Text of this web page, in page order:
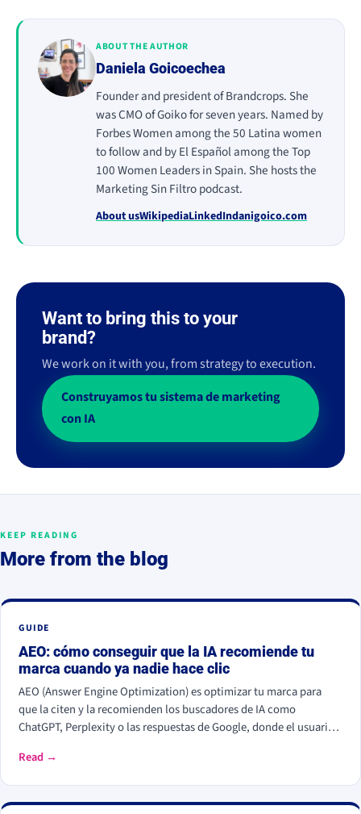
ABOUT THE AUTHOR
Daniela Goicoechea
Founder and president of Brandcrops. She
was CMO of Goiko for seven years. Named by
Forbes Women among the 50 Latina women
to follow and by El Español among the Top
100 Women Leaders in Spain. She hosts the
Marketing Sin Filtro podcast.
About usWikipediaLinkedIndanigoico.com
Want to bring this to your
brand?
We work on it with you, from strategy to execution.
Construyamos tu sistema de marketing
con IA
KEEP READING
More from the blog
GUIDE
AEO: cómo conseguir que la IA recomiende tu
marca cuando ya nadie hace clic
AEO (Answer Engine Optimization) es optimizar tu marca para
que la citen y la recomienden los buscadores de IA como
ChatGPT, Perplexity o las respuestas de Google, donde el usuario
más, es dar información citable, ganarte autoridad de terceros y
quién nombrar y a quién ignorar.
Read →